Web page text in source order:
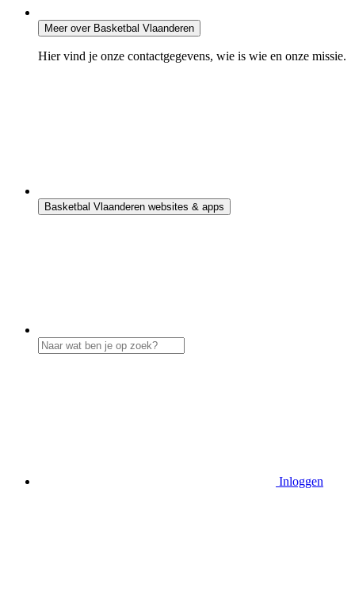
Meer over Basketbal Vlaanderen
Hier vind je onze contactgegevens, wie is wie en onze missie.
Basketbal Vlaanderen websites & apps
Inloggen